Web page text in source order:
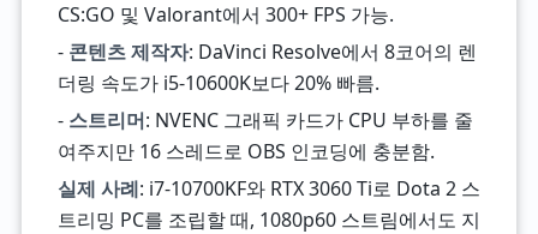
CS:GO 및 Valorant에서 300+ FPS 가능.
- 콘텐츠 제작자: DaVinci Resolve에서 8코어의 렌
더링 속도가 i5-10600K보다 20% 빠름.
- 스트리머: NVENC 그래픽 카드가 CPU 부하를 줄
여주지만 16 스레드로 OBS 인코딩에 충분함.
실제 사례: i7-10700KF와 RTX 3060 Ti로 Dota 2 스
트리밍 PC를 조립할 때, 1080p60 스트림에서도 지